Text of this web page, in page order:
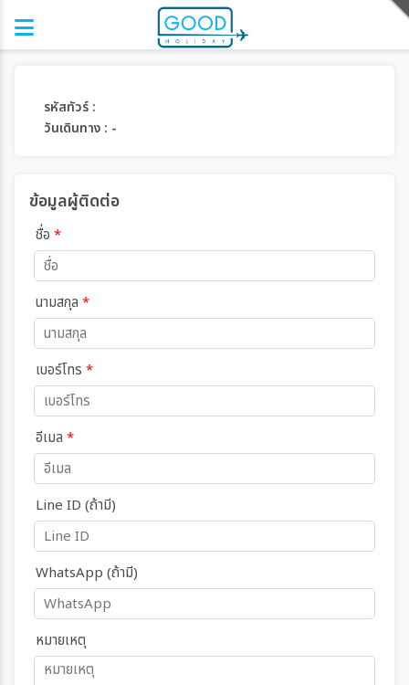
รหัสทัวร์ :
วันเดินทาง : -
ข้อมูลผู้ติดต่อ
ชื่อ *
นามสกุล *
เบอร์โทร *
อีเมล *
Line ID (ถ้ามี)
WhatsApp (ถ้ามี)
หมายเหตุ